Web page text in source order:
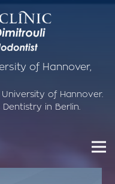
of Hannover,
of Hannover.
in Berlin.